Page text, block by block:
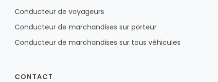
Conducteur de voyageurs
Conducteur de marchandises sur porteur
Conducteur de marchandises sur tous véhicules
CONTACT